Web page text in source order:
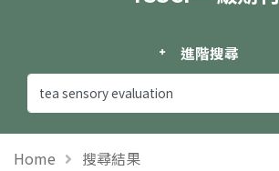
進階搜尋
Home 搜尋結果